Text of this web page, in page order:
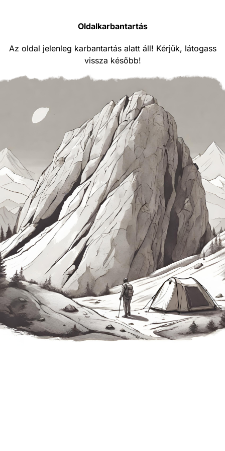
Oldalkarbantartás
Az oldal jelenleg karbantartás alatt áll! Kérjük, látogass
vissza később!